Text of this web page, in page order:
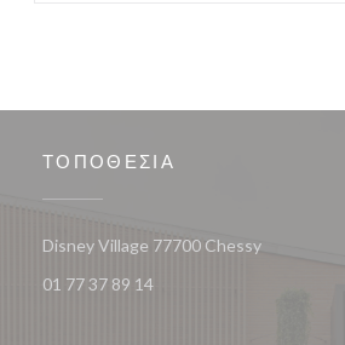
ΤΟΠΟΘΕΣΊΑ
Disney Village 77700 Chessy((ανοίγει
01 77 37 89 14